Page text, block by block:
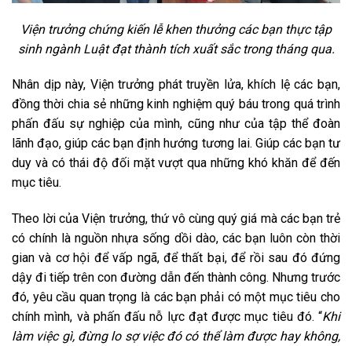
Viện trưởng chứng kiến lễ khen thưởng các bạn thực tập
sinh ngành Luật đạt thành tích xuất sắc trong tháng qua.
Nhân dịp này, Viện trưởng phát truyền lửa, khích lệ các bạn,
đồng thời chia sẻ những kinh nghiệm quý báu trong quá trình
phấn đấu sự nghiệp của mình, cũng như của tập thể đoàn
lãnh đạo, giúp các bạn định hướng tương lai. Giúp các bạn tư
duy và có thái độ đối mặt vượt qua những khó khăn để đến
mục tiêu.
Theo lời của Viện trưởng, thứ vô cùng quý giá mà các bạn trẻ
có chính là nguồn nhựa sống dồi dào, các bạn luôn còn thời
gian và cơ hội để vấp ngã, để thất bại, để rồi sau đó đứng
dậy đi tiếp trên con đường dẫn đến thành công. Nhưng trước
đó, yêu cầu quan trọng là các bạn phải có một mục tiêu cho
chính mình, và phấn đấu nỗ lực đạt được mục tiêu đó. “Khi
làm việc gì, đừng lo sợ việc đó có thể làm được hay không,